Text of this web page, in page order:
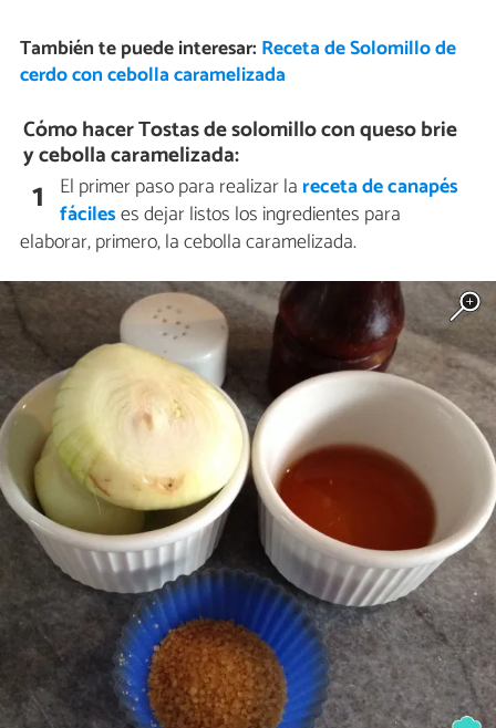
También te puede interesar: Receta de Solomillo de
cerdo con cebolla caramelizada
Cómo hacer Tostas de solomillo con queso brie
y cebolla caramelizada:
1 El primer paso para realizar la receta de canapés
fácileses dejar listos los ingredientes para
elaborar, primero, la cebolla caramelizada.